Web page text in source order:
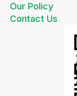
Our Policy
Contact Us